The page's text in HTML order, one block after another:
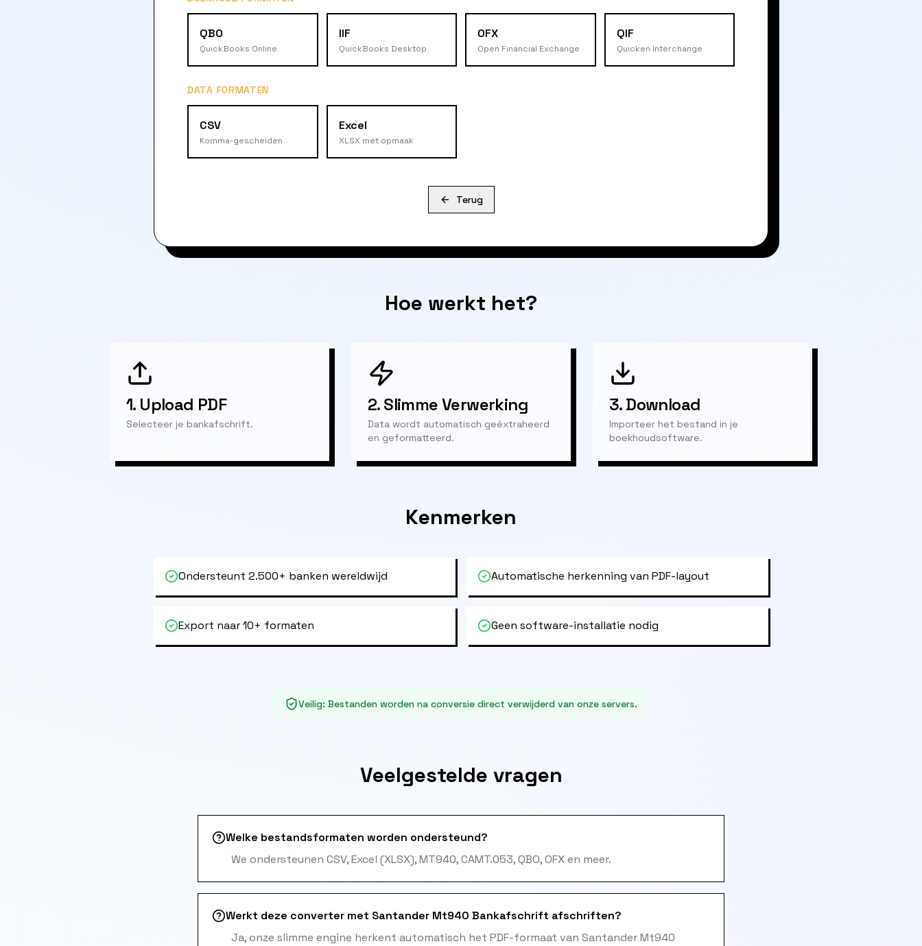
QBO
QuickBooks Online
IIF
QuickBooks Desktop
OFX
Open Financial Exchange
QIF
Quicken Interchange
DATA FORMATEN
CSV
Komma-gescheiden
Excel
XLSX met opmaak
Terug
Hoe werkt het?
1. Upload PDF
Selecteer je bankafschrift.
2.Slimme Verwerking
Data wordt automatisch geëxtraheerd
en geformatteerd.
3.Download
Importeer het bestand in je
boekhoudsoftware.
Kenmerken
Ondersteunt 2.500+ banken wereldwijd Automatische herkenning van PDF-layout
Export naar 10+ formaten Geen software-installatie nodig
Veilig: Bestanden worden na conversie direct verwijderd van onze servers.
Veelgestelde vragen
Welke bestandsformaten worden ondersteund?
We ondersteunen CSV, Excel (XLSX), MT940, CAMT.053, QBO, OFX en meer.
Werkt deze converter met Santander Mt940 Bankafschrift afschriften?
Ja, onze slimme engine herkent automatisch het PDF-formaat van Santander Mt940